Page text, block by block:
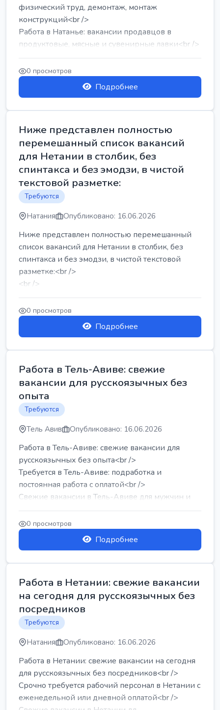
физический труд, демонтаж, монтаж
конструкций<br />
Работа в Натанье: вакансии продавцов в
продуктовые, мясные и сувенирные лавки<br />
Разнорабочий на сборку м...
0 просмотров
Подробнее
Ниже представлен полностью
перемешанный список вакансий
для Нетании в столбик, без
спинтакса и без эмодзи, в чистой
текстовой разметке:
Требуются
Натания Опубликовано: 16.06.2026
Ниже представлен полностью перемешанный
список вакансий для Нетании в столбик, без
спинтакса и без эмодзи, в чистой текстовой
разметке:<br />
<br />
Работа в Нетании на мебельном производстве:
требу...
0 просмотров
Подробнее
Работа в Тель-Авиве: свежие
вакансии для русскоязычных без
опыта
Требуются
Тель Авив Опубликовано: 16.06.2026
Работа в Тель-Авиве: свежие вакансии для
русскоязычных без опыта<br />
Требуется в Тель-Авиве: подработка и
постоянная работа с оплатой<br />
Свежие вакансии в Тель-Авиве для мужчин и
женщин от хозя...
0 просмотров
Подробнее
Работа в Нетании: свежие вакансии
на сегодня для русскоязычных без
посредников
Требуются
Натания Опубликовано: 16.06.2026
Работа в Нетании: свежие вакансии на сегодня
для русскоязычных без посредников<br />
Срочно требуется рабочий персонал в Нетании с
еженедельной или дневной оплатой<br />